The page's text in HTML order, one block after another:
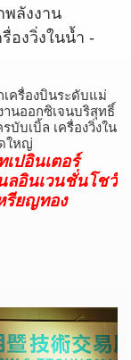
พลังงาน
องวิ่งในน้ำ -
เครื่องบินระดับแม่
านออกซิเจนบริสุทธิ์
บับเบิ้ล เครื่องวิ่งใน
ใหญ่
เปอินเตอร์
ลอินเวนชั่นโชว์
รียญทอง